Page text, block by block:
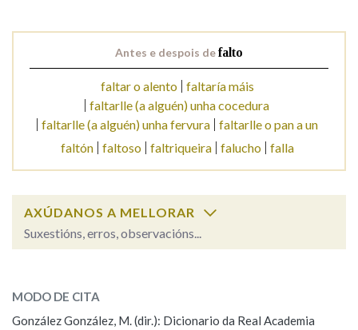
Antes e despois defalto
faltar o alento
faltaría máis
faltarlle (a alguén) unha cocedura
faltarlle (a alguén) unha fervura
faltarlle o pan a un
faltón
faltoso faltriqueira falucho falla
AXÚDANOS A MELLORAR
Suxestións, erros, observacións...
ESCOLLE UNHA OPCIÓN:
MODO DE CITA
González González, M. (dir.): Dicionario da Real Academia